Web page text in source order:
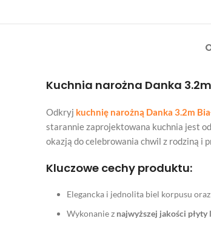
Kuchnia narożna Danka
Odkryj kuchnię narożną Danka 3.2m
starannie zaprojektowana kuchnia jest
okazją do celebrowania chwil z rodziną i
Kluczowe cechy produktu:
Elegancka i jednolita biel korpusu
Wykonanie z najwyższej jakości płyty